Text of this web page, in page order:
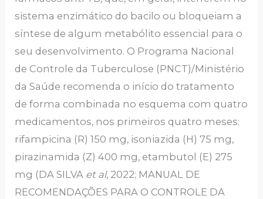
sistema enzimático do bacilo ou bloqueiam a
síntese de algum metabólito essencial para o
seu desenvolvimento. O Programa Nacional
de Controle da Tuberculose (PNCT)/Ministério
da Saúde recomenda o início do tratamento
de forma combinada no esquema com quatro
medicamentos, nos primeiros quatro meses:
rifampicina (R) 150 mg, isoniazida (H) 75 mg,
pirazinamida (Z) 400 mg, etambutol (E) 275
mg (DA SILVA et al, 2022; MANUAL DE
RECOMENDAÇÕES PARA O CONTROLE DA